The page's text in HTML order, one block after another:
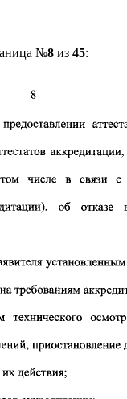
№8из 45: